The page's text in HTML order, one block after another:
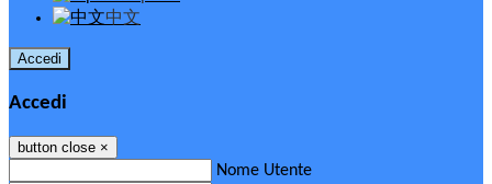
中文
Accedi
Accedi
button close ×
Nome Utente